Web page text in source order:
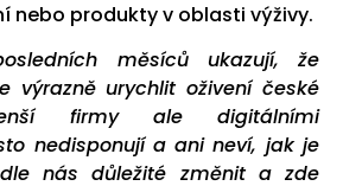
nebo produkty v oblasti výživy.
měsíců ukazují, že
výrazně urychlit oživení české
firmy ale digitálními
nedisponují a ani neví, jak je
nás důležité změnit a zde